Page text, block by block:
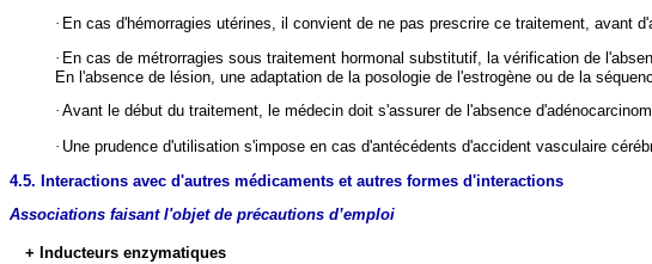
· En cas d'hémorragies utérines, il convient de ne pas prescrire ce traitement, avant
· En cas de métrorragies sous traitement hormonal substitutif, la vérification de
En l'absence de lésion, une adaptation de la posologie de l'estrogène ou de la
· Avant le début du traitement, le médecin doit s'assurer de l'absence
· Une prudence d'utilisation s'impose en cas d'antécédents d'accident vasculaire
4.5. Interactions avec d'autres médicaments et autres formes d'interactions
Associations faisant l'objet de précautions d’emploi
+ Inducteurs enzymatiques